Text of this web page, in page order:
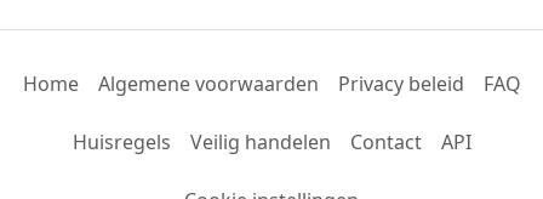
Home Algemene voorwaarden Privacy beleid FAQ
Huisregels Veilig handelen Contact API